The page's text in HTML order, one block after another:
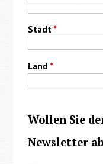
Stadt *
Land *
Wollen Sie
Newsletter